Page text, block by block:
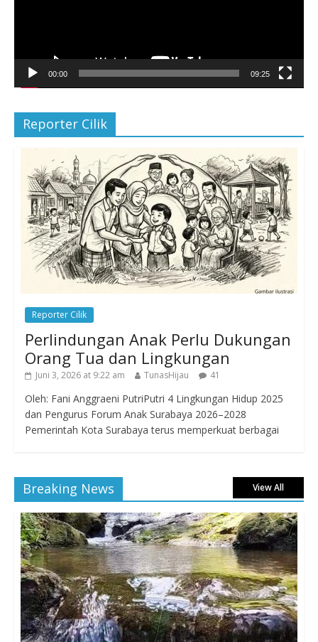
00:00 09:25
Reporter Cilik
Reporter Cilik
Perlindungan Anak Perlu Dukungan
Orang Tua dan Lingkungan
Juni 3, 2026 at 9:22 am TunasHijau 41
Oleh: Fani Anggraeni PutriPutri 4 Lingkungan Hidup 2025
dan Pengurus Forum Anak Surabaya 2026–2028
Pemerintah Kota Surabaya terus memperkuat berbagai
Breaking News View All